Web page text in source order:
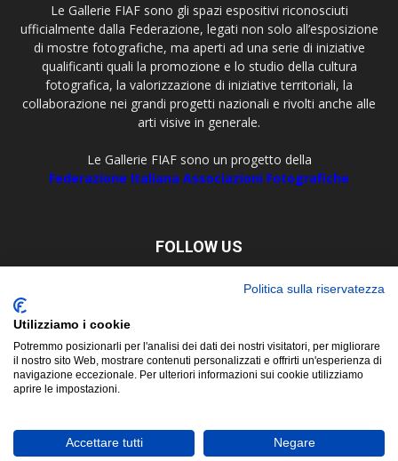
Le Gallerie FIAF sono gli spazi espositivi riconosciuti
ufficialmente dalla Federazione, legati non solo all’esposizione
di mostre fotografiche, ma aperti ad una serie di iniziative
qualificanti quali la promozione e lo studio della cultura
fotografica, la valorizzazione di iniziative territoriali, la
collaborazione nei grandi progetti nazionali e rivolti anche alle
arti visive in generale.
Le Gallerie FIAF sono un progetto della
Federazione Italiana Associazioni Fotografiche
FOLLOW US
© Copyright 2019 ©FIAF - Federazione Italiana Associazioni
Fotografiche
Politica sulla riservatezza
Utilizziamo i cookie
Potremmo posizionarli per l'analisi dei dati dei nostri visitatori, per migliorare
il nostro sito Web, mostrare contenuti personalizzati e offrirti un'esperienza di
navigazione eccezionale. Per ulteriori informazioni sui cookie utilizziamo
aprire le impostazioni.
Accettare tutti Negare